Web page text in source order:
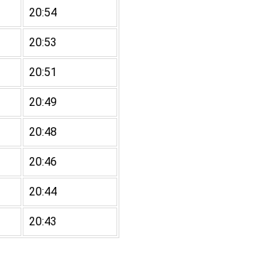
20:54
20:53
20:51
20:49
20:48
20:46
20:44
20:43